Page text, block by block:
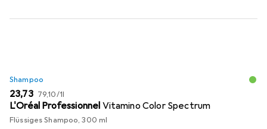
Shampoo
EUR
23,73 EUR
79,10/1l
L'Oréal Professionnel Vitamino Color Spectrum
Flüssiges Shampoo, 300 ml